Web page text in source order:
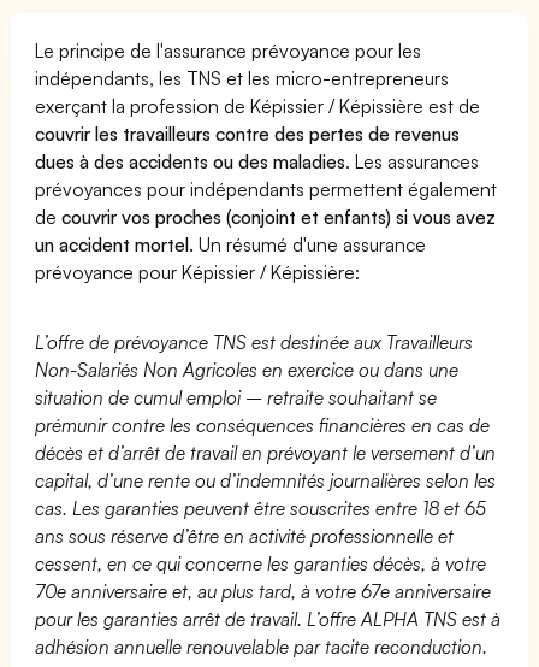
Le principe de l'assurance prévoyance pour les
indépendants, les TNS et les micro-entrepreneurs
exerçant la profession de Képissier / Képissière est de
couvrir les travailleurs contre des pertes de revenus
dues à des accidents ou des maladies. Les assurances
prévoyances pour indépendants permettent également
decouvrir vos proches (conjoint et enfants) si vous avez
un accident mortel. Un résumé d'une assurance
prévoyance pour Képissier / Képissière:
L’offre de prévoyance TNS est destinée aux Travailleurs
Non-Salariés Non Agricoles en exercice ou dans une
situation de cumul emploi – retraite souhaitant se
prémunir contre les conséquences financières en cas de
décès et d’arrêt de travail en prévoyant le versement d’un
capital, d’une rente ou d’indemnités journalières selon les
cas. Les garanties peuvent être souscrites entre 18 et 65
ans sous réserve d’être en activité professionnelle et
cessent, en ce qui concerne les garanties décès, à votre
70e anniversaire et, au plus tard, à votre 67e anniversaire
pour les garanties arrêt de travail. L’offre ALPHA TNS est à
adhésion annuelle renouvelable par tacite reconduction.